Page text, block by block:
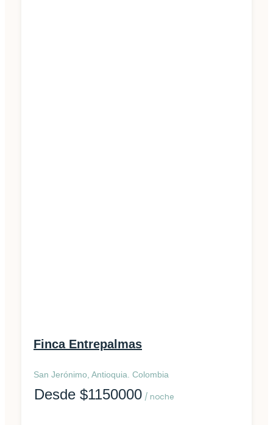
Finca Entrepalmas
San Jerónimo, Antioquia. Colombia
Desde $1150000 / noche